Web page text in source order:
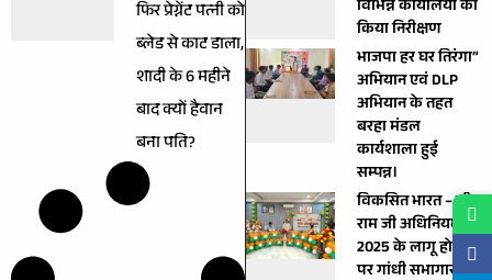
फिर प्रेग्नेंट पत्नी को
ब्लेड से काट डाला,
शादी के 6 महीने
बाद क्यों हैवान
बना पति?
विभिन्न कार्यालयों का
किया निरीक्षण
भाजपा हर घर तिरंगा”
अभियान एवं DLP
अभियान के तहत
बरहा मंडल
कार्यशाला हुई
सम्पन्न।
विकसित भारत – जी
राम जी अधिनियम,
2025 के लागू होने के
पर गांधी सभागार में